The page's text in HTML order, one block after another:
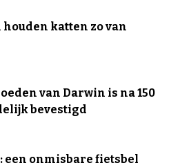
houden katten zo van
van Darwin is na 150
bevestigd
een onmisbare fietsbel